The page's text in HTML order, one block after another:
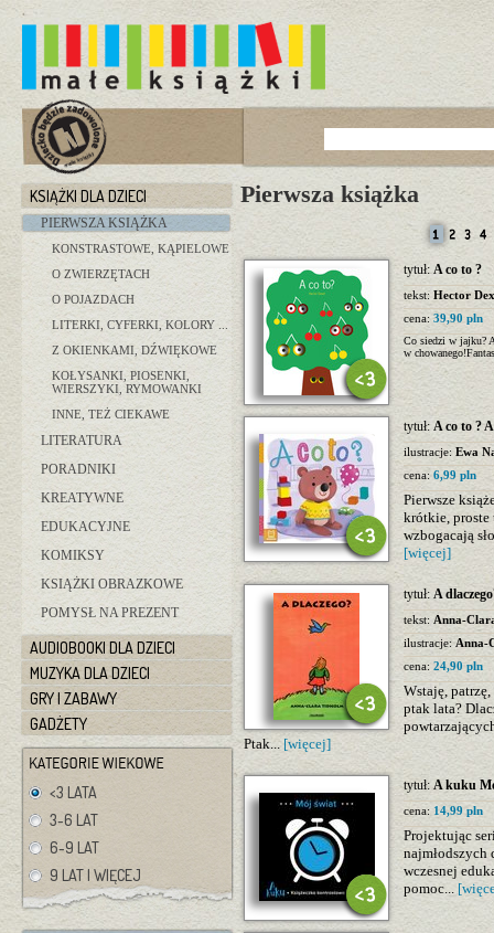
KSIĄŻKI DLA DZIECI
PIERWSZA KSIĄŻKA
KONSTRASTOWE, KĄPIELOWE
O ZWIERZĘTACH
O POJAZDACH
LITERKI, CYFERKI, KOLORY ...
Z OKIENKAMI, DŹWIĘKOWE
KOŁYSANKI, PIOSENKI,
WIERSZYKI, RYMOWANKI
INNE, TEŻ CIEKAWE
LITERATURA
PORADNIKI
KREATYWNE
EDUKACYJNE
KOMIKSY
KSIĄŻKI OBRAZKOWE
POMYSŁ NA PREZENT
AUDIOBOOKI DLA DZIECI
MUZYKA DLA DZIECI
GRY I ZABAWY
GADŻETY
<3 LATA
3-6 LAT
6-9 LAT
9 LAT I WIĘCEJ
Pierwsza książka
tytuł:A co to ?
tekst: Hector
cena: 39,90 pln
Co siedzi w jajku?
w
tytuł: A co to ?
ilustracje: Ewa
cena:6,99 pln
Pierwsze
krótkie, proste
wzbogacają
[więcej]
tytuł: A
tekst: Anna-
ilustracje:Anna-
cena: 24,90 pln
Wstaję,
ptak lata?
Ptak... [więcej]
tytuł:A kuku
cena: 14,99 pln
Projektując
najmłodszych
wczesnej
pomoc...